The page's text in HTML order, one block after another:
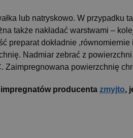
lub natryskowo. W przypadku
także nakładać warstwami –
preparat dokładnie
Nadmiar zebrać z
Zaimpregnowana powierzchnię
producenta zmyjto,